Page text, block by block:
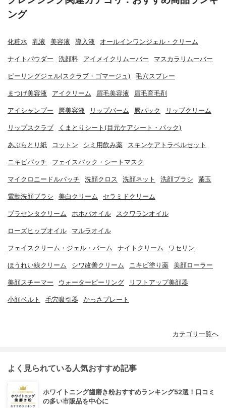
ング
化粧水 乳液 美容液 導入液 オールインワンジェル・クリーム
ナイトパウダー 洗顔料 アイメイクリムーバー マスカラリムーバー
ピーリングジェル(スクラブ・ゴマージュ) 毛穴スプレー
まつげ美容液 アイクリーム 眉毛美容液 眉毛育毛剤
アイシャンプー 唇美容液 リップバーム 唇パック リップクリーム
リップスクラブ くまとりシート(目元ケアシート・パック)
あぶらとり紙 コットン シミ用飲み薬 スキンケアトラベルセット
ニキビパッチ フェイスパック・シートマスク
マイクロニードルパッチ 洗顔クロス 洗顔ネット 洗顔ブラシ 繭玉
電動洗顔ブラシ 美白クリーム セラミドクリーム
プラセンタクリーム ホホバオイル スクワランオイル
ローズヒップオイル マルラオイル
フェイスクリーム・ジェル・バーム ナイトクリーム ワセリン
ほうれい線クリーム シワ改善クリーム ニキビ塗り薬 美顔ローラー
美顔スチーマー ウォーターピーリング リフトアップ美顔器
小顔ベルト 毛穴吸引器 かっさプレート
カテゴリ一覧へ
よく見られている人気おすすめ記事
ホワイトニング歯磨き粉おすすめランキング52選！口コミ
の多い市販品を中心に